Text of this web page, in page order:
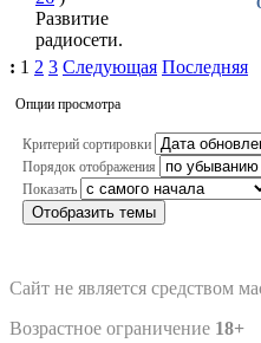
Развитие
радиосети.
: 1 2 3 Следующая Последняя
Опции просмотра
Критерий сортировки
Порядок отображения
Показать
Отобразить темы
Сайт не является средством
Возрастное ограничение 18+